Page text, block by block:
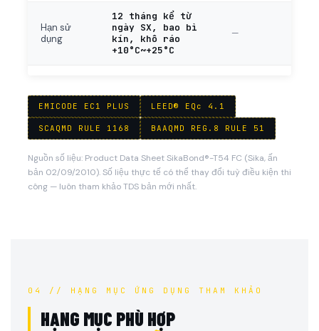
Hạn sử
dụng
12 tháng kể từ
ngày SX, bao bì
kín, khô ráo
+10°C~+25°C
—
EMICODE EC1 PLUS LEED® EQc 4.1
SCAQMD RULE 1168 BAAQMD REG.8 RULE 51
Nguồn số liệu: Product Data Sheet SikaBond®-T54 FC (Sika, ấn
bản 02/09/2010). Số liệu thực tế có thể thay đổi tuỳ điều kiện thi
công — luôn tham khảo TDS bản mới nhất.
04 // HẠNG MỤC ỨNG DỤNG THAM KHẢO
HẠNG MỤC PHÙ HỢP